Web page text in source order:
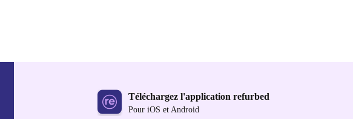
Téléchargez l'application refurbed
Pour iOS et Android